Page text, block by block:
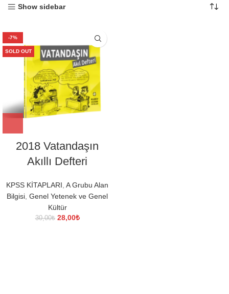
Show sidebar
-7%
SOLD OUT
2018 Vatandaşın
Akıllı Defteri
KPSS KİTAPLARI A Grubu Alan
Bilgisi Genel Yetenek ve Genel
Kültür
30,00₺ Orijinal
28,00₺Şu